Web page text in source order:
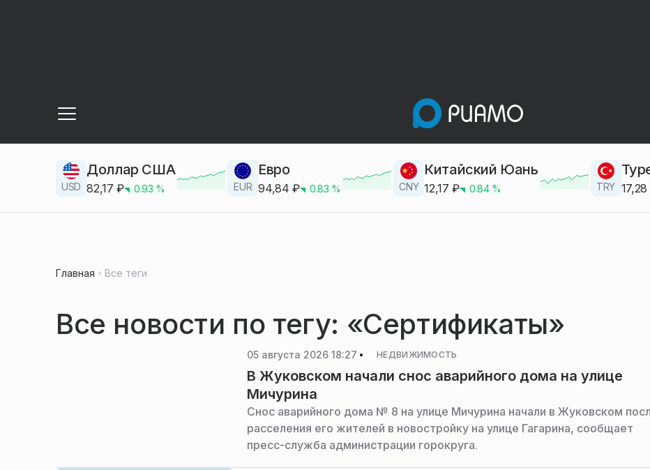
USD
Доллар США
82,17 ₽ 0.93 % EUR
Евро
94,84 ₽ 0.83 % CNY
Китайский Юань
12,17 ₽ 0.84% TRY 17,28
Главная Все теги
Все новости по тегу: «Сертификаты»
05 августа 2026 18:27 НЕДВИЖИМОСТЬ
В Жуковском начали снос аварийного дома на улице
Мичурина
Снос аварийного дома № 8 на улице Мичурина начали в Жуковском
расселения его жителей в новостройку на улице Гагарина, сообщает
пресс-служба администрации горокруга.